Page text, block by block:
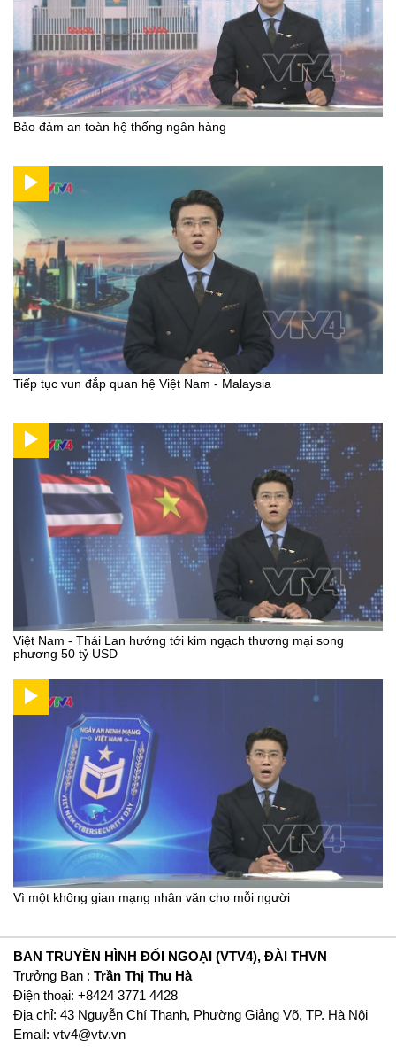
Bảo đảm an toàn hệ thống ngân hàng
Tiếp tục vun đắp quan hệ Việt Nam - Malaysia
Việt Nam - Thái Lan hướng tới kim ngạch thương mại song
phương 50 tỷ USD
Vì một không gian mạng nhân văn cho mỗi người
BAN TRUYỀN HÌNH ĐỐI NGOẠI (VTV4), ĐÀI THVN
Trưởng Ban : Trần Thị Thu Hà
Ðiện thoại: +8424 3771 4428
Địa chỉ: 43 Nguyễn Chí Thanh, Phường Giảng Võ, TP. Hà Nội
Email: vtv4@vtv.vn